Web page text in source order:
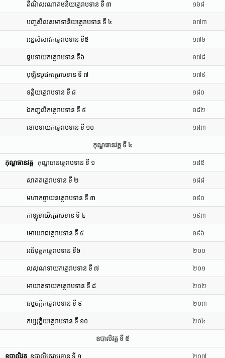
តីណិសរណាគមនិយត្ថេរាបទាន ទី ៣ ១៦៨
បញ្ចសីលសមាទានិយត្ថេរាបទាន ទី ៤ ១៧៣
អន្នសំសាវកត្ថេរាបទាន ទី៥ ១៧៦
ធូបទាយកត្ថេរាបទាន ទី៦ ១៧៨
បុឡិនបូជកត្ថេរាបទាន ទី ៧ ១៧៩
ឧត្តិយត្ថេរាបទាន ទី ៨ ១៨០
ឯកញ្ជលិកត្ថេរាបទាន ទី ៩ ១៨២
ខោមទាយកត្ថេរាបទាន ទី ១០ ១៨៣
កុណ្ឌធានវគ្គ ទី ៤
កុណ្ឌធានវគ្គ កុណ្ឌធានត្ថេរាបទាន ទី ១ ១៨៥
សាគតត្ថេរាបទាន ទី ២ ១៨៨
មហាកច្ចាយនត្ថេរាបទាន ទី ៣ ១៩០
កាឡុទាយិត្ថេរាបទាន ទី ៤ ១៩៣
មោឃរាជត្ថេរាបទាន ទី ៥ ១៩៦
អធិមុត្តកត្ថេរាបទាន ទី៦ ២០០
លសុណទាយកត្ថេរាបទាន ទី ៧ ២០១
អាយាតទាយកត្ថេរាបទាន ទី ៨ ២០២
ធម្មចក្កិកត្ថេរាបទាន ទី ៩ ២០៣
កប្បរុក្ខិយត្ថេរាបទាន ទី ១០ ២០៤
ឧបាលិវគ្គ ទី ៥
ឧបាលិវគ្គ ឧបាលិត្ថេរាបទាន ទី ១ ២០៧